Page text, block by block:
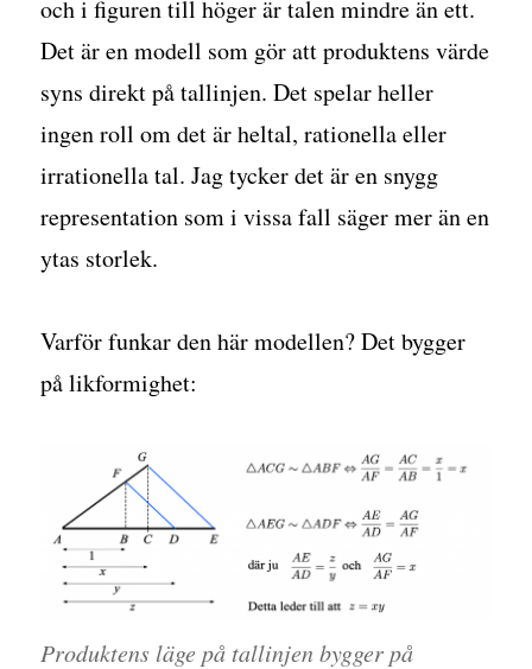
och i figuren till höger är talen mindre än ett.
Det är en modell som gör att produktens värde
syns direkt på tallinjen. Det spelar heller
ingen roll om det är heltal, rationella eller
irrationella tal. Jag tycker det är en snygg
representation som i vissa fall säger mer än en
ytas storlek.
Varför funkar den här modellen? Det bygger
på likformighet:
Produktens läge på tallinjen bygger på